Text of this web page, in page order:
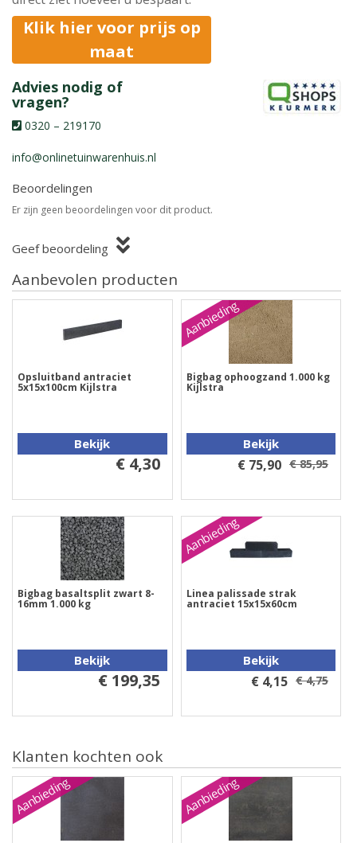
Klik hier voor prijs op
maat
Advies nodig of
vragen?
0320 – 219170
info@onlinetuinwarenhuis.nl
Beoordelingen
Er zijn geen beoordelingen voor dit product.
Geef beoordeling
Aanbevolen producten
Opsluitband antraciet
5x15x100cm Kijlstra
Bekijk
€ 4,30
Aanbieding
Bigbag ophoogzand 1.000 kg
Kijlstra
Bekijk
€ 75,90 € 85,95
Bigbag basaltsplit zwart 8-
16mm 1.000 kg
Bekijk
€ 199,35
Aanbieding
Linea palissade strak
antraciet 15x15x60cm
Bekijk
€ 4,15 € 4,75
Klanten kochten ook
Aanbieding Aanbieding